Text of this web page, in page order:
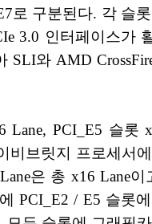
로 구분된다. 각 슬
3.0 인터페이스가
SLI와 AMD
Lane, PCI_E5 슬롯
비브릿지 프로세서
은 총 x16 Lane이
PCI_E2 / E5 슬롯